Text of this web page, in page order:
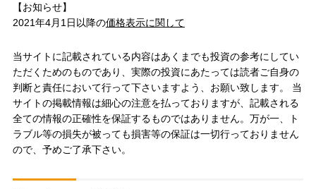
【お知らせ】
2021年4月1日以降の価格表示に関して
当サイトに記載されている内容はあくまでも投資の参考にしてい
ただくためのものであり、実際の投資にあたっては読者ご自身の
判断と責任において行って下さいますよう、お願い致します。 当
サイトの掲載情報は細心の注意を払っておりますが、記載される
全ての情報の正確性を保証するものではありません。万が一、ト
ラブル等の損失が被っても損害等の保証は一切行っておりません
ので、予めご了承下さい。